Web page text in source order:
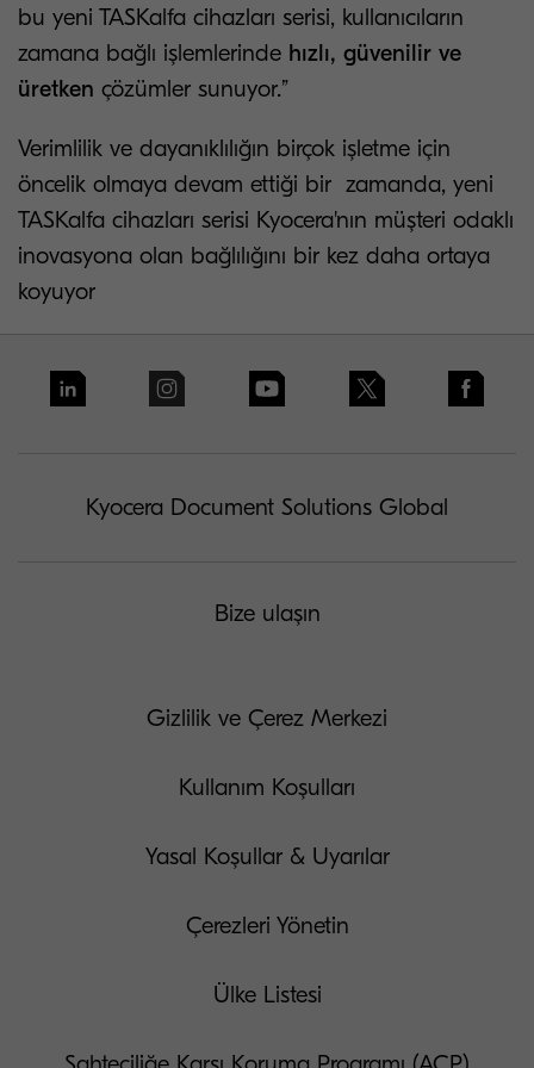
bu yeni TASKalfa cihazları serisi, kullanıcıların
zamana bağlı işlemlerinde hızlı, güvenilir ve
üretken çözümler sunuyor.”
Verimlilik ve dayanıklılığın birçok işletme için
öncelik olmaya devam ettiği bir zamanda, yeni
TASKalfa cihazları serisi Kyocera'nın müşteri odaklı
inovasyona olan bağlılığını bir kez daha ortaya
koyuyor
Kyocera Document Solutions Global
Bize ulaşın
Gizlilik ve Çerez Merkezi
Kullanım Koşulları
Yasal Koşullar & Uyarılar
Çerezleri Yönetin
Ülke Listesi